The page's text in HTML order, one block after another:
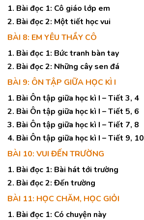
1. Bài đọc 1: Cô giáo lớp em
2. Bài đọc 2: Một tiết học vui
BÀI 8: EM YÊU THẦY CÔ
1. Bài đọc 1: Bức tranh bàn tay
2. Bài đọc 2: Những cây sen đá
BÀI 9: ÔN TẬP GIỮA HỌC KÌ I
1. Bài Ôn tập giữa học kì I – Tiết 3, 4
2. Bài Ôn tập giữa học kì I – Tiết 5, 6
3. Bài Ôn tập giữa học kì I – Tiết 7, 8
4. Bài Ôn tập giữa học kì I – Tiết 9, 10
BÀI 10: VUI ĐẾN TRƯỜNG
1. Bài đọc 1: Bài hát tới trường
2. Bài đọc 2: Đến trường
BÀI 11: HỌC CHĂM, HỌC GIỎI
1. Bài đọc 1: Có chuyện này